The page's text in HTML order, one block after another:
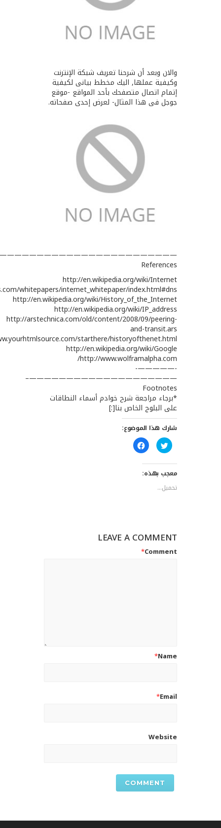
والان وبعد أن شرحنا تعريف شبكة الإنترنت
وكيفية عملها, اليك مخطط بيانى لكيفية
إتمام اتصال متصفحك بأحد المواقع -موقع
جوجل فى هذا المثال- لعرض إحدى صفحاته.
References
http://en.wikipedia.org/wiki/Internet
whitepapers/internet_whitepaper/index.html#dns
http://en.wikipedia.org/wiki/History_of_the_Internet
http://en.wikipedia.org/wiki/IP_address
http://arstechnica.com/old/content/2008/09/peering-
and-transit.ars
starthere/historyofthenet.html
http://en.wikipedia.org/wiki/Google
http://www.wolframalpha.com/
————————————————————‫–‬
Footnotes
*برجاء مراجعة شرح خوادم أسماء النطاقات
على البلوج الخاص بنا[:]
شارك هذا الموضوع:
اضغط
للمشاركة
في
نافذة
انقر
للمشاركة
معجب بهذه:
تحميل...
LEAVE A COMMENT
Comment
*
Name
*
Email
*
Website